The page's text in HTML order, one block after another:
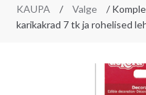
KAUPA
/ Valge
/
karikakrad 7 tk ja rohelised